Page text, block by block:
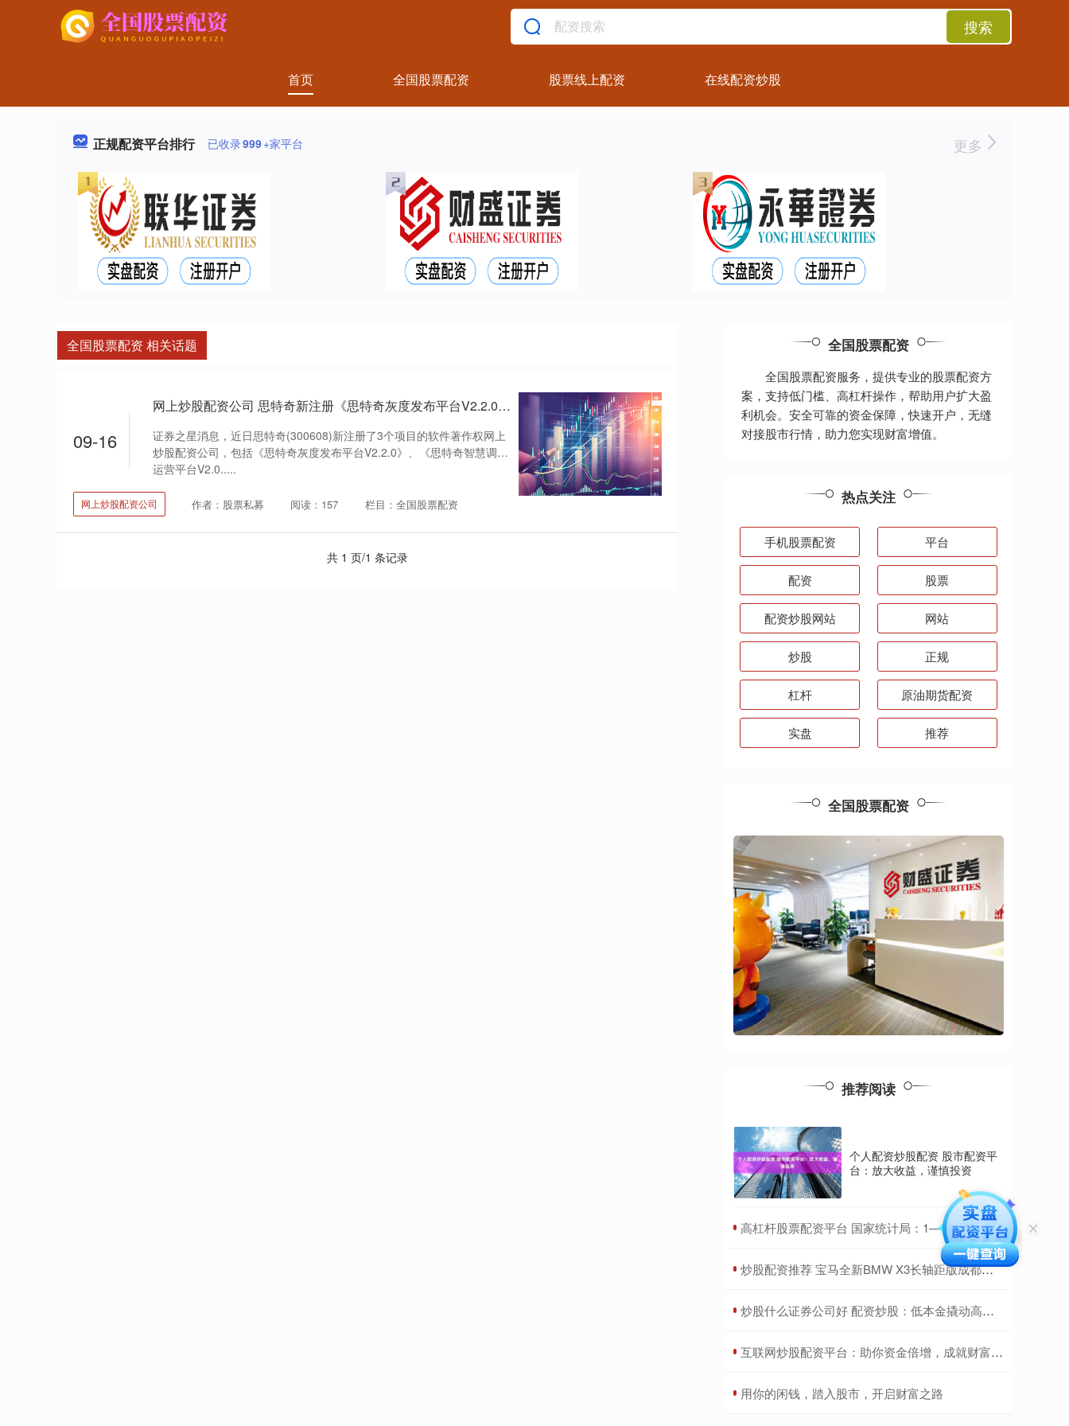
搜索
首页 全国股票配资 股票线上配资 在线配资炒股
正规配资平台排行 已收录999+家平台 更多
全国股票配资 相关话题
09-16
网上炒股配资公司 思特奇新注册《思特奇灰度发布平台V2.2.0》等3个项目的软件著作权
证券之星消息，近日思特奇(300608)新注册了3个项目的软件著作权网上
炒股配资公司，包括《思特奇灰度发布平台V2.2.0》、《思特奇智慧调度
运营平台V2.0.....
网上炒股配资公司 作者：股票私募 阅读：157 栏目：全国股票配资
共 1 页/1 条记录
全国股票配资
全国股票配资服务，提供专业的股票配资方
案，支持低门槛、高杠杆操作，帮助用户扩大盈
利机会。安全可靠的资金保障，快速开户，无缝
对接股市行情，助力您实现财富增值。
热点关注
手机股票配资 平台
配资 股票
配资炒股网站 网站
炒股 正规
杠杆 原油期货配资
实盘 推荐
全国股票配资
推荐阅读
个人配资炒股配资 股市配资平
台：放大收益，谨慎投资
​高杠杆股票配资平台 国家统计局：1—7月装备制造业利润同比增长6.1%
​炒股配资推荐 宝马全新BMW X3长轴距版成都车展全球首发
​炒股什么证券公司好 配资炒股：低本金撬动高收益，谨慎入场
​互联网炒股配资平台：助你资金倍增，成就财富梦想
​用你的闲钱，踏入股市，开启财富之路